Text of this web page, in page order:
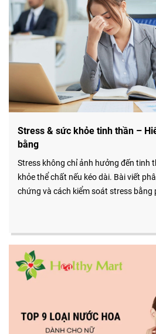
Stress & sức khỏe tinh thần –
bằng
Stress không chỉ ảnh hưởng đến tinh
khỏe thể chất nếu kéo dài. Bài viết
chứng và cách kiểm soát stress bằng